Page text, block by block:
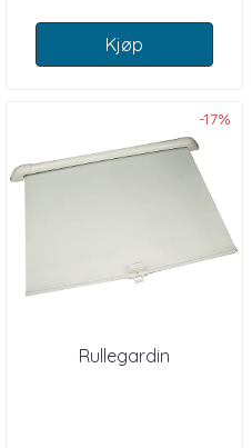
Kjøp
-17%
Rullegardin